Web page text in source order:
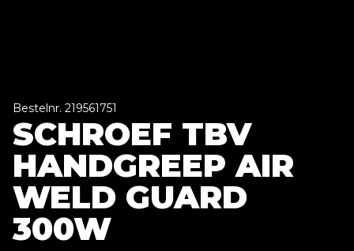
Bestelnr. 219561751
SCHROEF TBV
HANDGREEP AIR
WELD GUARD
300W